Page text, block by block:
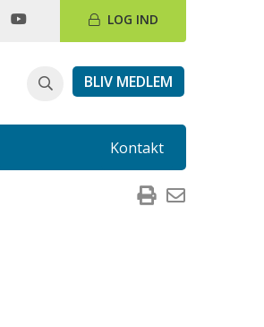
LOG IND
BLIV MEDLEM
Kontakt